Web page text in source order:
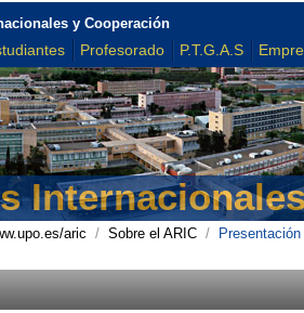
y Cooperación
Profesorado P.T.G.A.S
aric / Sobre el ARIC/ Presentación